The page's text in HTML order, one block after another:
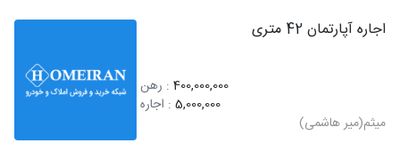
اجاره آپارتمان 42 متری
400,000,000 : رهن
5,000,000 : اجاره
میثم(میر هاشمی)